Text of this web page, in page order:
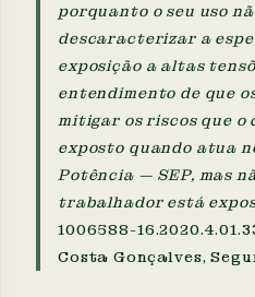
porquanto o seu uso
descaracterizar a
exposição a altas
entendimento de que
mitigar os riscos que o
exposto quando atua
Potência — SEP, mas
trabalhador está
1006588-
Costa Gonçalves,